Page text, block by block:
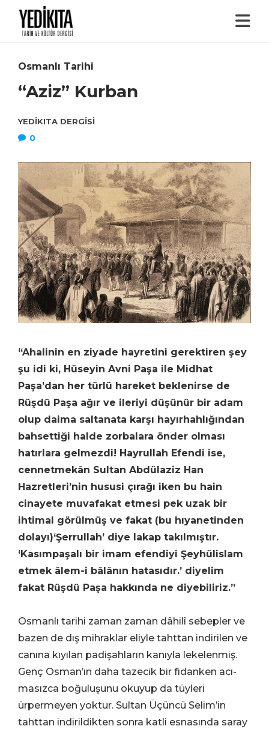
Osmanlı Tarihi
“Aziz” Kurban
YEDIKITA DERGISI
0
“Ahalinin en ziyade hayretini gerektiren şey
şu idi ki, Hüseyin Avni Paşa ile Midhat
Paşa’dan her türlü hareket beklenirse de
Rüşdü Paşa ağır ve ileriyi düşünür bir adam
olup daima saltanata karşı hayırhahlığından
bahsettiği halde zorbalara önder olması
hatırlara gelmezdi! Hayrullah Efendi ise,
cennetmekân Sultan Abdülaziz Han
Hazretleri’nin hususi çırağı iken bu hain
cinayete muvafakat etmesi pek uzak bir
ihtimal görülmüş ve fakat (bu hıyanetinden
dolayı)‘Şerrullah’ diye lakap takılmıştır.
‘Kasımpaşalı bir imam efendiyi Şeyhülislam
etmek âlem-i bâlânın hatasıdır.’ diyelim
fakat Rüşdü Paşa hakkında ne diyebiliriz.”
Osmanlı tarihi zaman zaman dâhilî sebepler ve
bazen de dış mihraklar eliyle tahttan indirilen ve
canına kıyılan padişahların kanıyla lekelenmiş.
Genç Osman’ın daha tazecik bir fidanken acı-
masızca boğuluşunu okuyup da tüyleri
ürpermeyen yoktur. Sultan Üçüncü Selim’in
tahttan indirildikten sonra katli esnasında saray